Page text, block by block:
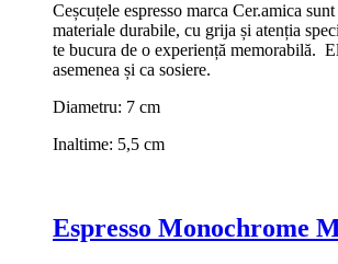
Ceșcuțele espresso marca Cer.amica
materiale durabile, cu grija și atenția
te bucura de o experiență memorabilă.
asemenea și ca sosiere.
Diametru: 7 cm
Inaltime: 5,5 cm
Espresso Monochrome